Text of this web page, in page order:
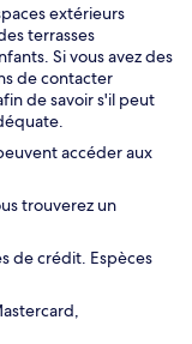
extérieurs
terrasses
Si vous avez des
de contacter
de savoir s'il peut
accéder aux
trouverez un
de crédit. Espèces